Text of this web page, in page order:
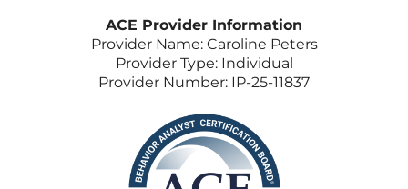
ACE Provider Information
Provider Name: Caroline Peters
Provider Type: Individual
Provider Number: IP-25-11837